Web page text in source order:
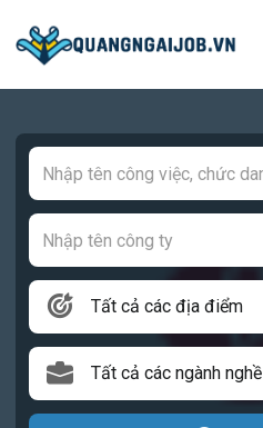
Tất cả các địa điểm
Tất cả các ngành nghề